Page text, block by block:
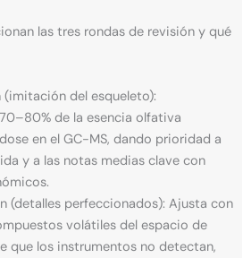
las tres rondas de revisión y qué
(imitación del esqueleto):
de la esencia olfativa
en el GC-MS, dando prioridad a
y a las notas medias clave con
(detalles perfeccionados): Ajusta con
volátiles del espacio de
que los instrumentos no detectan,